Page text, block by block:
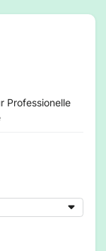
Professionelle